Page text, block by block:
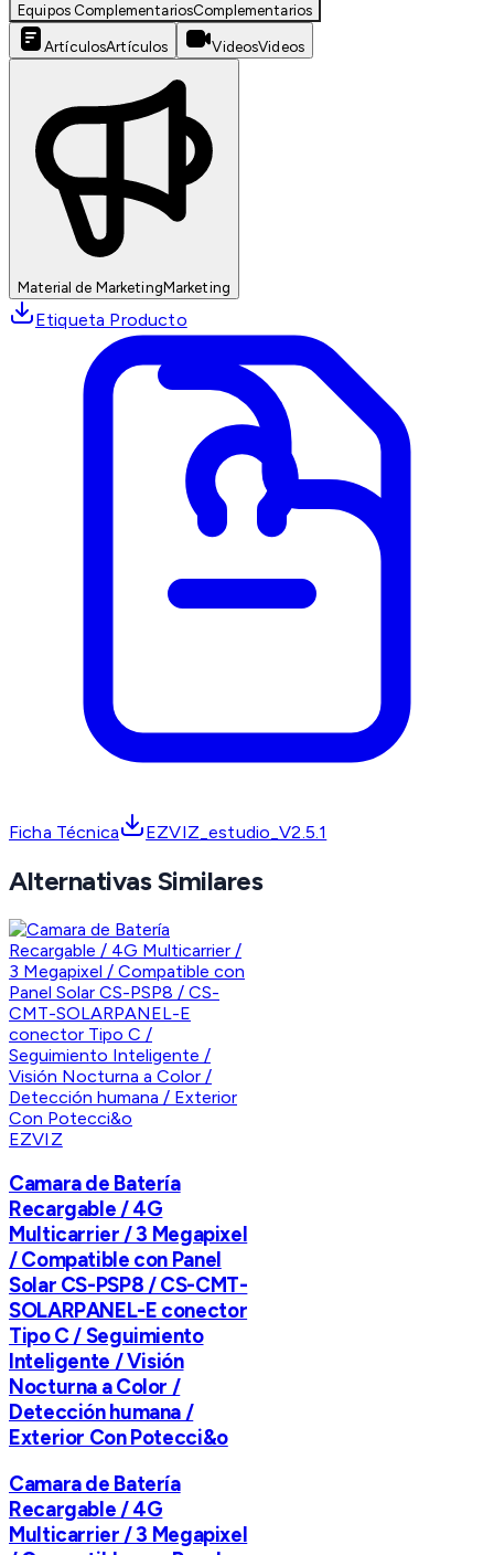
Equipos ComplementariosComplementarios
ArtículosArtículos VideosVideos
Material de MarketingMarketing
Etiqueta Producto
Ficha Técnica EZVIZ_estudio_V2.5.1
Alternativas Similares
EZVIZ
Camara de Batería
Recargable / 4G
Multicarrier / 3 Megapixel
/ Compatible con Panel
Solar CS-PSP8 / CS-CMT-
SOLARPANEL-E conector
Tipo C / Seguimiento
Inteligente / Visión
Nocturna a Color /
Detección humana /
Exterior Con Potecci&o
Camara de Batería
Recargable / 4G
Multicarrier / 3 Megapixel